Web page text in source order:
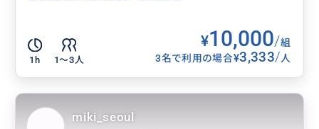
1h 1〜3人
¥10,000/組
3名で利用の場合¥3,333/人
miki_seoul